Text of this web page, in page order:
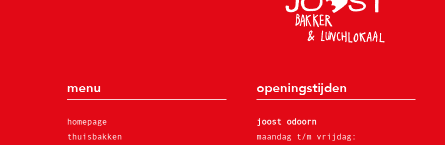
menu
homepage
thuisbakken
openingstijden
joost odoorn
maandag t/m vrijdag: